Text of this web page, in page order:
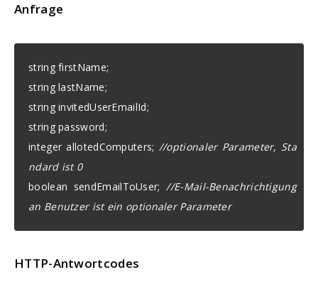
Anfrage
string firstName;
string lastName;
string invitedUserEmailId;
string password;
integer allotedComputers; //optionaler Parameter, Sta
ndard ist 0
boolean sendEmailToUser;//E-Mail-Benachrichtigung
an Benutzer ist ein optionaler Parameter
HTTP-Antwortcodes